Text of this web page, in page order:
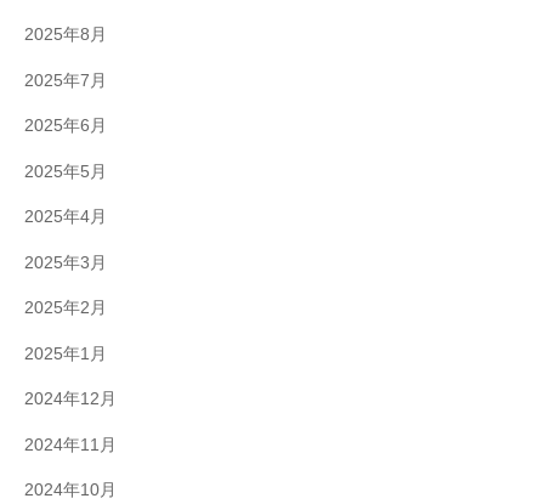
2025年8月
2025年7月
2025年6月
2025年5月
2025年4月
2025年3月
2025年2月
2025年1月
2024年12月
2024年11月
2024年10月